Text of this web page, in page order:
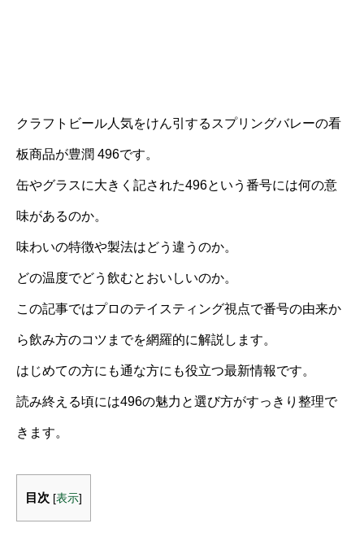
クラフトビール人気をけん引するスプリングバレーの看
板商品が豊潤 496です。
缶やグラスに大きく記された496という番号には何の意
味があるのか。
味わいの特徴や製法はどう違うのか。
どの温度でどう飲むとおいしいのか。
この記事ではプロのテイスティング視点で番号の由来か
ら飲み方のコツまでを網羅的に解説します。
はじめての方にも通な方にも役立つ最新情報です。
読み終える頃には496の魅力と選び方がすっきり整理で
きます。
目次 [表示]